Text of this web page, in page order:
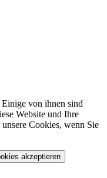
von ihnen sind
Website und Ihre
Cookies, wenn Sie
akzeptieren